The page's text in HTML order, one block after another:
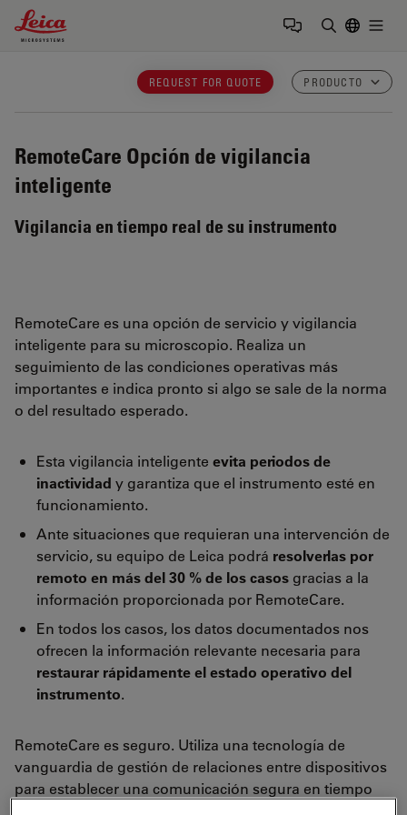
Leica Microsystems Logo
REQUEST FOR QUOTE PRODUCTO
RemoteCare Opción de vigilancia
inteligente
Vigilancia en tiempo real de su instrumento
RemoteCare es una opción de servicio y vigilancia
inteligente para su microscopio. Realiza un
seguimiento de las condiciones operativas más
importantes e indica pronto si algo se sale de la norma
o del resultado esperado.
Esta vigilancia inteligente evita periodos de
inactividad y garantiza que el instrumento esté en
funcionamiento.
Ante situaciones que requieran una intervención de
servicio, su equipo de Leica podrá resolverlas por
remoto en más del 30 % de los casos gracias a la
información proporcionada por RemoteCare.
En todos los casos, los datos documentados nos
ofrecen la información relevante necesaria para
restaurar rápidamente el estado operativo del
instrumento.
RemoteCare es seguro. Utiliza una tecnología de
vanguardia de gestión de relaciones entre dispositivos
para establecer una comunicación segura en tiempo